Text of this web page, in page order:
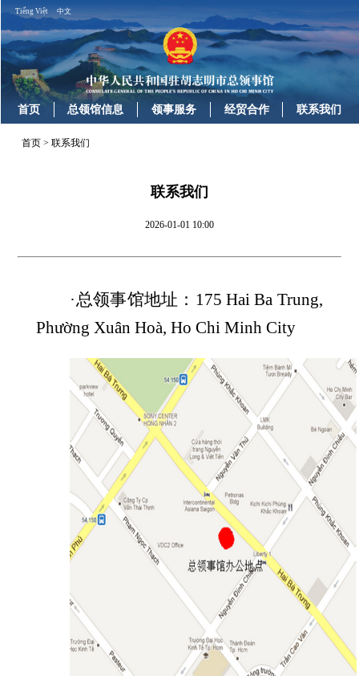
Tiếng Việt 中文
首页 总领馆信息 领事服务 经贸合作 联系我们
首页 >联系我们
联系我们
2026-01-01 10:00
·总领事馆地址： 175 Hai Ba Trung,
Phường Xuân Hoà, Ho Chi Minh City